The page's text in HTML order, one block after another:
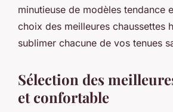
minutieuse de modèles tendance
choix des meilleures chaussettes
sublimer chacune de vos tenues
Sélection des
et confortable